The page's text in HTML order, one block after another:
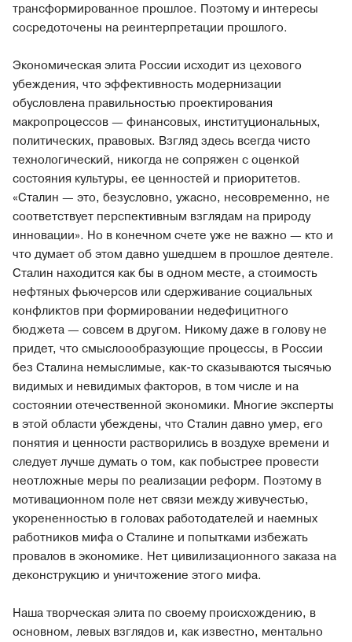
трансформированное прошлое. Поэтому и интересы
сосредоточены на реинтерпретации прошлого.
Экономическая элита России исходит из цехового
убеждения, что эффективность модернизации
обусловлена правильностью проектирования
макропроцессов — финансовых, институциональных,
политических, правовых. Взгляд здесь всегда чисто
технологический, никогда не сопряжен с оценкой
состояния культуры, ее ценностей и приоритетов.
«Сталин — это, безусловно, ужасно, несовременно, не
соответствует перспективным взглядам на природу
инновации». Но в конечном счете уже не важно — кто и
что думает об этом давно ушедшем в прошлое деятеле.
Сталин находится как бы в одном месте, а стоимость
нефтяных фьючерсов или сдерживание социальных
конфликтов при формировании недефицитного
бюджета — совсем в другом. Никому даже в голову не
придет, что смыслоообразующие процессы, в России
без Сталина немыслимые, как-то сказываются тысячью
видимых и невидимых факторов, в том числе и на
состоянии отечественной экономики. Многие эксперты
в этой области убеждены, что Сталин давно умер, его
понятия и ценности растворились в воздухе времени и
следует лучше думать о том, как побыстрее провести
неотложные меры по реализации реформ. Поэтому в
мотивационном поле нет связи между живучестью,
укорененностью в головах работодателей и наемных
работников мифа о Сталине и попытками избежать
провалов в экономике. Нет цивилизационного заказа на
деконструкцию и уничтожение этого мифа.
Наша творческая элита по своему происхождению, в
основном, левых взглядов и, как известно, ментально